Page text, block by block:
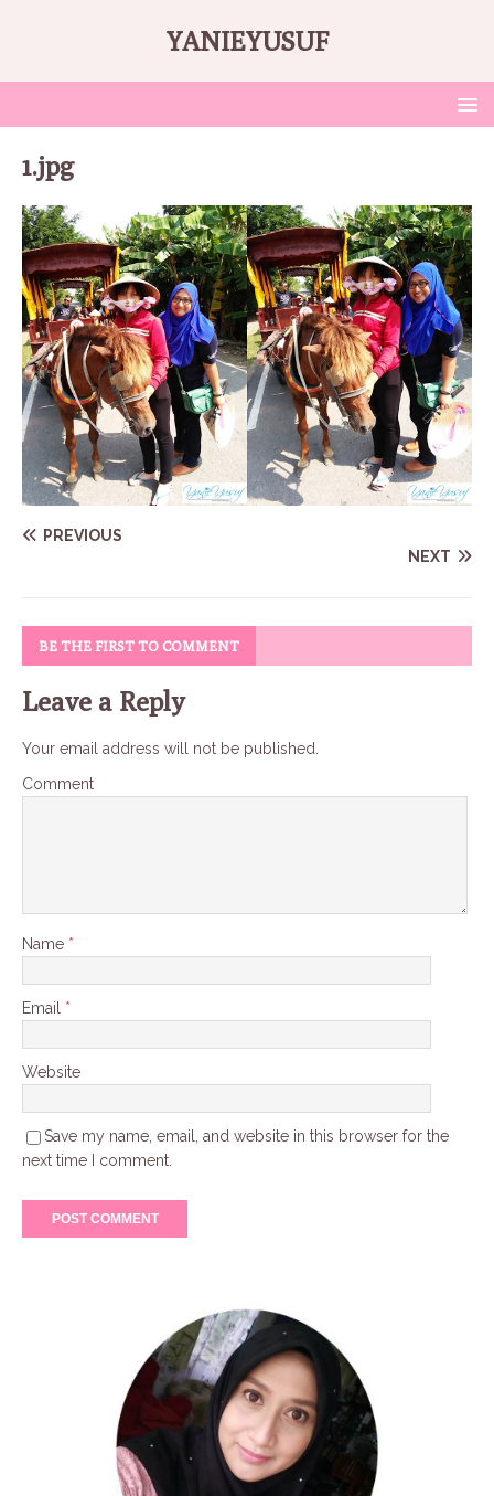
YANIEYUSUF
1.jpg
PREVIOUS
NEXT
BE THE FIRST TO COMMENT
Leave a Reply
Your email address will not be published.
Comment
Name *
Email *
Website
Save my name, email, and website in this browser for the
next time I comment.